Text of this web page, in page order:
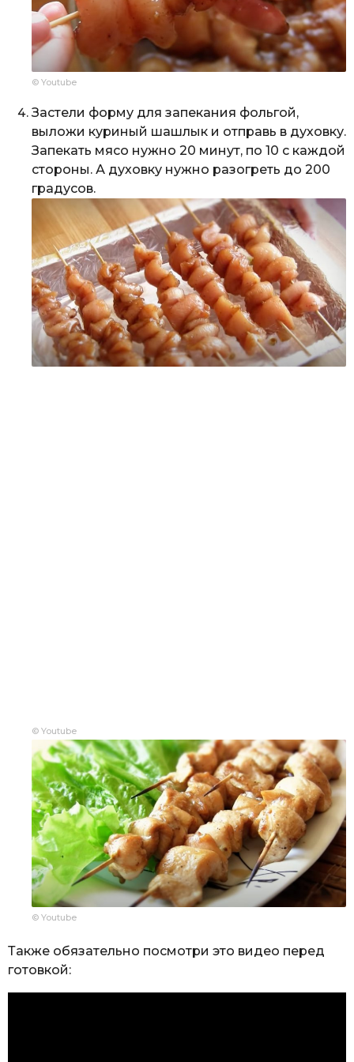
© Youtube
Застели форму для запекания фольгой,
выложи куриный шашлык и отправь в духовку.
Запекать мясо нужно 20 минут, по 10 с каждой
стороны. А духовку нужно разогреть до 200
градусов.
© Youtube
© Youtube
Также обязательно посмотри это видео перед
готовкой: